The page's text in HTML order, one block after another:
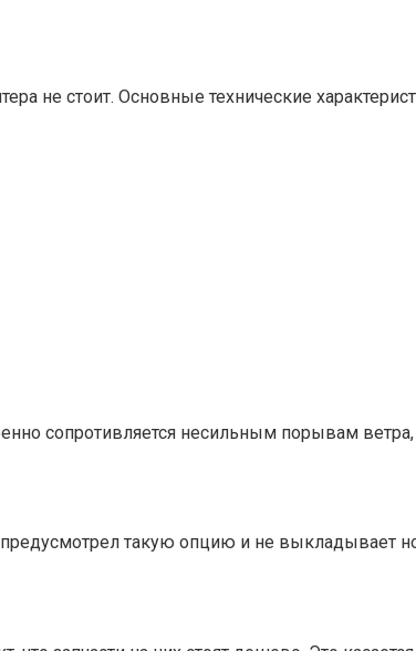
не стоит. Основные технические
сопротивляется несильным порывам ветра,
такую опцию и не выкладывает